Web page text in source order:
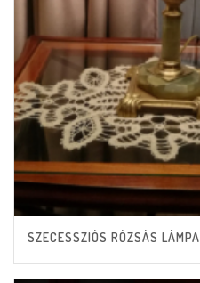
SZECESSZIÓS RÓZSÁS LÁMPA